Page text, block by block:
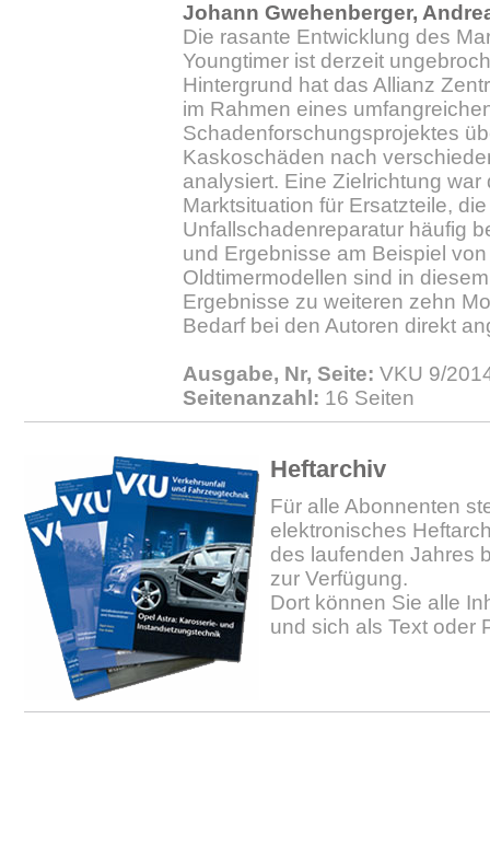
Johann Gwehenberger,
Die rasante Entwicklung des
Youngtimer ist derzeit
Hintergrund hat das Allianz
im Rahmen eines
Schadenforschungsprojektes
Kaskoschäden nach
analysiert. Eine Zielrichtung war
Marktsituation für Ersatzteile,
Unfallschadenreparatur häufig
und Ergebnisse am Beispiel
Oldtimermodellen sind in
Ergebnisse zu weiteren zehn
Bedarf bei den Autoren direkt
Ausgabe, Nr, Seite: VKU 9/
Seitenanzahl: 16 Seiten
Heftarchiv
Für alle Abonnenten
elektronisches
des laufenden Jahres
zur Verfügung.
Dort können Sie alle
und sich als Text oder